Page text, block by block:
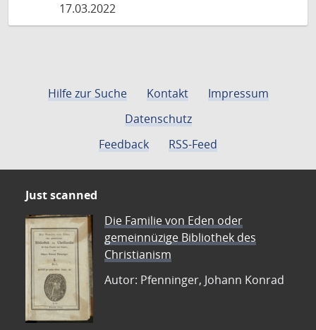
17.03.2022
Hilfe zur Suche Kontakt
Impressum
Datenschutz
Feedback
RSS-Feed
Just scanned
Die Familie von Eden oder
gemeinnüzige Bibliothek des
Christianism
Autor: Pfenninger, Johann Konrad